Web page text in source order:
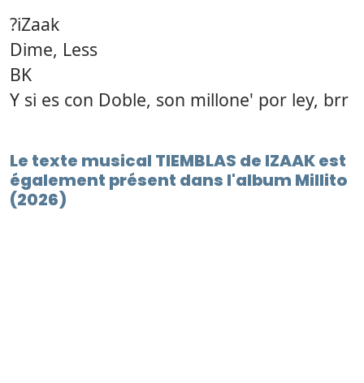
?iZaak
Dime, Less
BK
Y si es con Doble, son millone' por ley, brr
Le texte musical TIEMBLAS de IZAAK est
également présent dans l'album Millito
(2026)